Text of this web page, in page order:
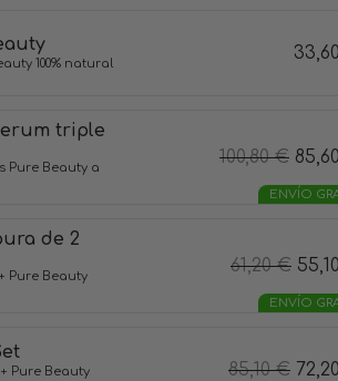
100% natural
33,60
triple
Pure Beauty a
100,80€ 85,60
ENVÍO
de 2
Pure Beauty
61,20€ 55,10
ENVÍO
Pure Beauty
85,10€ 72,20